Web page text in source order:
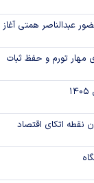
عبدالناصر همتی آغاز
مهار تورم و حفظ ثبات
اتکای اقتصاد